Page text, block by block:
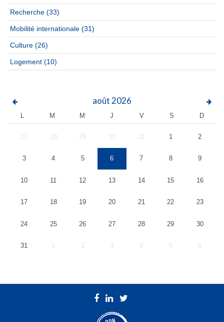
Recherche (33)
Mobilité internationale (31)
Culture (26)
Logement (10)
août 2026
L M M J V S D
27 28 29 30 31 1 2
3 4 5 6 7 8 9
10 11 12 13 14 15 16
17 18 19 20 21 22 23
24 25 26 27 28 29 30
31 1 2 3 4 5 6